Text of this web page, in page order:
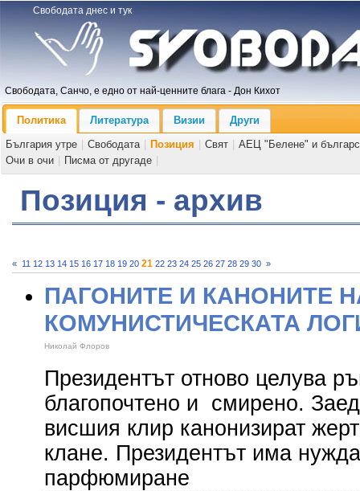
Свободата днес и тук
Свободата, Санчо, е едно от най-ценните блага - Дон Кихот
Политика Литература Визии
Други
България утре
Свободата Позиция Свят
АЕЦ "Белене" и
Очи в очи
Писма от другаде
Позиция - архив
« 11 12 13 14 15 16 17 18 19 20 21 22 23 24 25 26 27 28 29 30 »
ПАГОНИТЕ И КАНОНИТЕ
КОМУНИСТИЧЕСКАТА
Николай Флоров
Президентът отново целува
благопочтено и смирено.
висшия клир канонизират
клане. Президентът има
парфюмиране